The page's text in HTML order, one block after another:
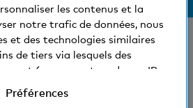
avec l'environnement
bancomats
et mentions légales
les contenus et la
notre trafic de données, nous
et des technologies similaires
de tiers via lesquels des
(comme votre adresse IP,
Vous pouvez accepter ou
Préférences